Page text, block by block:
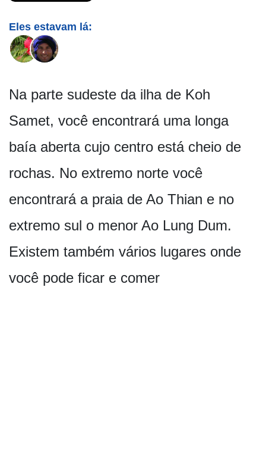
Eles estavam lá:
Na parte sudeste da ilha de Koh
Samet, você encontrará uma longa
baía aberta cujo centro está cheio de
rochas. No extremo norte você
encontrará a praia de Ao Thian e no
extremo sul o menor Ao Lung Dum.
Existem também vários lugares onde
você pode ficar e comer